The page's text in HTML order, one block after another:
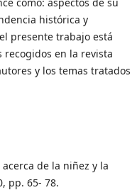
histórica y
presente trabajo está
recogidos en la revista
y los temas tratados
de la niñez y la
pp. 65- 78.